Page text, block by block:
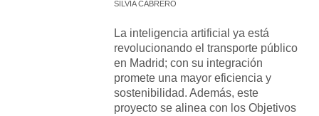
SILVIA CABRERO
La inteligencia artificial ya está
revolucionando el transporte público
en Madrid; con su integración
promete una mayor eficiencia y
sostenibilidad. Además, este
proyecto se alinea con los Objetivos